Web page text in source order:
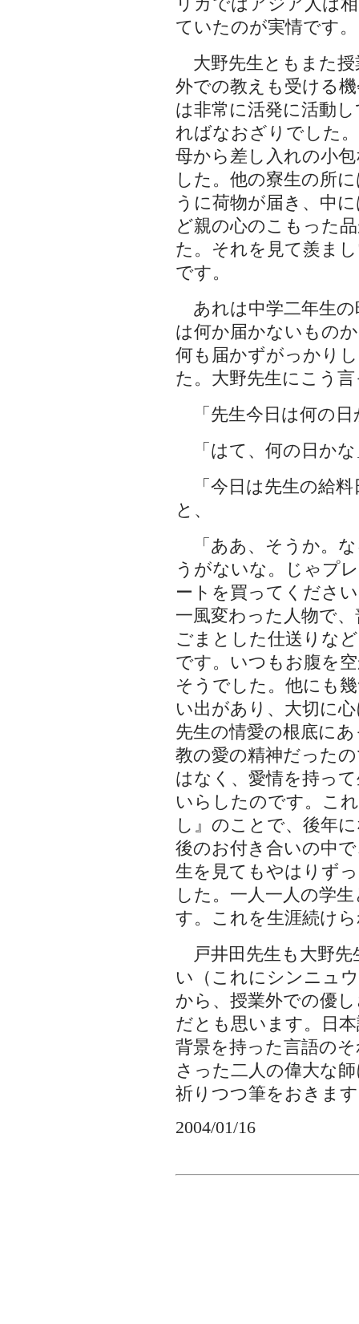
リカではアジア人は
ていたのが実情です。
大野先生ともまた授
外での教えも受ける
は非常に活発に活動
ればなおざりでした
母から差し入れの小
した。他の寮生の所
うに荷物が届き、中
ど親の心のこもった
た。それを見て羨ま
です。
あれは中学二年生の
は何か届かないもの
何も届かずがっかり
た。大野先生にこう
「先生今日は何の日
「はて、何の日かな
「今日は先生の給料
と、
「ああ、そうか。
うがないな。じゃプ
ートを買ってくださ
一風変わった人物で
ごまとした仕送りな
です。いつもお腹を
そうでした。他にも
い出があり、大切に
先生の情愛の根底に
教の愛の精神だった
はなく、愛情を持っ
いらしたのです。こ
し』のことで、後年
後のお付き合いの中
生を見てもやはりず
した。一人一人の学
す。これを生涯続け
戸井田先生も大野先
い（これにシンニュ
から、授業外での優
だとも思います。日
背景を持った言語の
さった二人の偉大な
祈りつつ筆をおきま
2004/01/16